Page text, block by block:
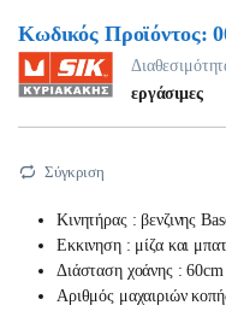
Κωδικός Προϊόντος:
εργάσιμες
Σύγκριση
Κινητήρας : βενζινης
Εκκινηση : μίζα και
Διάσταση χοάνης :
Αριθμός μαχαιριών